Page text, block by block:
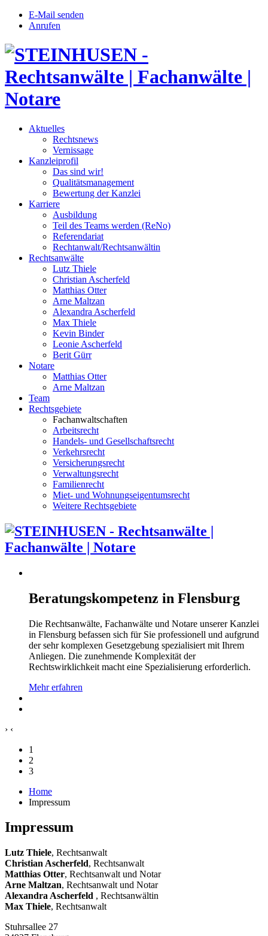
E-Mail senden
Anrufen
Aktuelles
Rechtsnews
Vernissage
Kanzleiprofil
Das sind wir!
Qualitätsmanagement
Bewertung der Kanzlei
Karriere
Ausbildung
Teil des Teams werden (ReNo)
Referendariat
Rechtanwalt/Rechtsanwältin
Rechtsanwälte
Lutz Thiele
Christian Ascherfeld
Matthias Otter
Arne Maltzan
Alexandra Ascherfeld
Max Thiele
Kevin Binder
Leonie Ascherfeld
Berit Gürr
Notare
Matthias Otter
Arne Maltzan
Team
Rechtsgebiete
Fachanwaltschaften
Arbeitsrecht
Handels- und Gesellschaftsrecht
Verkehrsrecht
Versicherungsrecht
Verwaltungsrecht
Familienrecht
Miet- und Wohnungseigentumsrecht
Weitere Rechtsgebiete
Beratungskompetenz in Flensburg
Die Rechtsanwälte, Fachanwälte und Notare unserer Kanzlei
in Flensburg befassen sich für Sie professionell und aufgrund
der sehr komplexen Gesetzgebung spezialisiert mit Ihrem
Anliegen. Die zunehmende Komplexität der
Rechtswirklichkeit macht eine Spezialisierung erforderlich.
Mehr erfahren
› ‹
1
2
3
Home
Impressum
Impressum
Lutz Thiele, Rechtsanwalt
Christian Ascherfeld, Rechtsanwalt
Matthias Otter, Rechtsanwalt und Notar
Arne Maltzan, Rechtsanwalt und Notar
Alexandra Ascherfeld , Rechtsanwältin
Max Thiele, Rechtsanwalt
Stuhrsallee 27